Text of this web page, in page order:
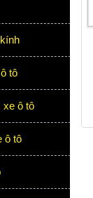
tô
xe ô tô
ô tô